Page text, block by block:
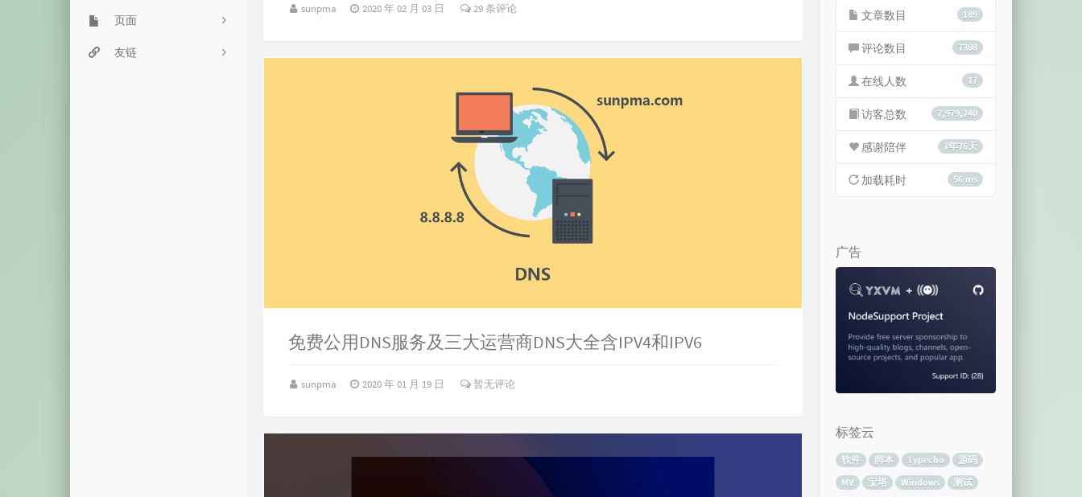
61
杂七杂八
5
主机推荐
网站监控
目录程序
街头霸王
飞机大战
页面
豆瓣网
友链
sunpma 2020 年 02 月 03 日 29 条评论
免费公用DNS服务及三大运营商DNS大全含IPV4和IPV6
sunpma 2020 年 01 月 19 日 暂无评论
189
文章数目
7308
评论数目
17
在线人数
7,979,240
访客总数
7年76天
感谢陪伴
56 ms
加载耗时
广告
标签云
软件 脚本 Typecho
源码
MV
宝塔 Windows
测试